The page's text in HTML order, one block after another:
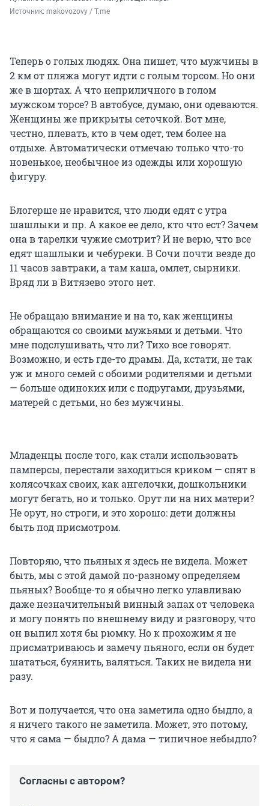
Источник: makovozovy / Т.me
Теперь о голых людях. Она пишет, что мужчины в
2 км от пляжа могут идти с голым торсом. Но они
же в шортах. А что неприличного в голом
мужском торсе? В автобусе, думаю, они одеваются.
Женщины же прикрыты сеточкой. Вот мне,
честно, плевать, кто в чем одет, тем более на
отдыхе. Автоматически отмечаю только что-то
новенькое, необычное из одежды или хорошую
фигуру.
Блогерше не нравится, что люди едят с утра
шашлыки и пр. А какое ее дело, кто что ест? Зачем
она в тарелки чужие смотрит? И не верю, что все
едят шашлыки и чебуреки. В Сочи почти везде до
11 часов завтраки, а там каша, омлет, сырники.
Вряд ли в Витязево этого нет.
Не обращаю внимание и на то, как женщины
обращаются со своими мужьями и детьми. Что
мне подслушивать, что ли? Тихо все говорят.
Возможно, и есть где-то драмы. Да, кстати, не так
уж и много семей с обоими родителями и детьми
— больше одиноких или с подругами, друзьями,
матерей с детьми, но без мужчины.
Младенцы после того, как стали использовать
памперсы, перестали заходиться криком — спят в
колясочках своих, как ангелочки, дошкольники
могут бегать, но и только. Орут ли на них матери?
Не орут, но строги, и это хорошо: дети должны
быть под присмотром.
Повторяю, что пьяных я здесь не видела. Может
быть, мы с этой дамой по-разному определяем
пьяных? Вообще-то я обычно легко улавливаю
даже незначительный винный запах от человека
и могу понять по внешнему виду и разговору, что
он выпил хотя бы рюмку. Но к прохожим я не
присматриваюсь и замечу пьяного, если он будет
шататься, буянить, валяться. Таких не видела ни
разу.
Вот и получается, что она заметила одно быдло, а
я ничего такого не заметила. Может, это потому,
что я сама — быдло? А дама — типичное небыдло?
Согласны с автором?